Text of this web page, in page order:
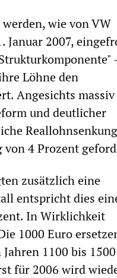
wie von VW
Januar 2007,
Löhne den
Angesichts massiv
und deutlicher
4 Prozent
zusätzlich eine
entspricht dies
In Wirklichkeit
1000 Euro
1100 bis
für 2006 wird